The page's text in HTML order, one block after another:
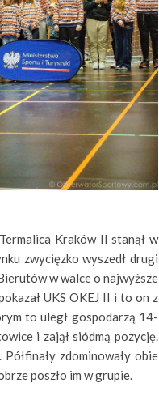
Kraków II stanął w
zwycięzko wyszedł drugi
w walce o najwyższe
UKS OKEJ II i to on z
to uległ gospodarzą 14-
i zajął siódmą pozycję.
zdominowały obie
poszło im w grupie.